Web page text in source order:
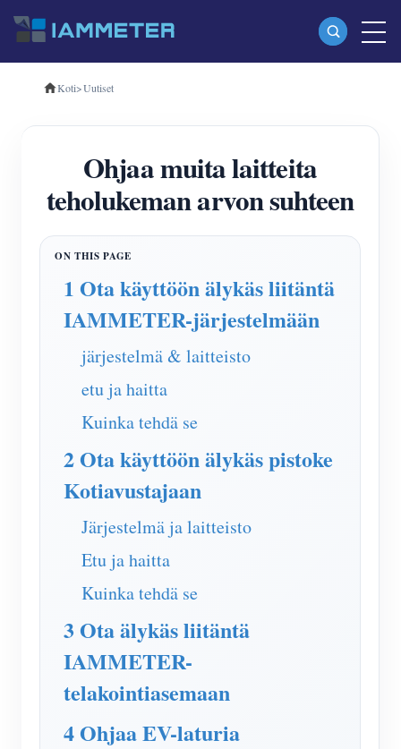
Tuotteet
Kolmivaiheinen Wi-Fi-energiamittari (WEM3080T)
Kolmivaiheinen Wi-Fi-energiamittari (WEM3046T)
Kolmivaiheinen Wi-Fi-energiamittari (WEM3050T)
IAMMETER Cloud Pro
Energian ennuste- ja simulointijärjestelmä
Sähkönkulutuksen seuranta
Kodin automatisointi
Tehdasenergian valvonta
Store
Resurssit
Tuotteen pika-aloitus
Asiakirja
Opetusvideo
FAQ
Yhteisö
Kehittäjä
Tutkia
Palkinto-ohjelma
Ottaa yhteyttä
Meistä
Koti>Uutiset
Ohjaa muita laitteita
teholukeman arvon suhteen
1 Ota käyttöön älykäs liitäntä
IAMMETER-järjestelmään
järjestelmä & laitteisto
etu ja haitta
Kuinka tehdä se
2 Ota käyttöön älykäs pistoke
Kotiavustajaan
Järjestelmä ja laitteisto
Etu ja haitta
Kuinka tehdä se
3 Ota älykäs liitäntä
IAMMETER-
telakointiasemaan
4 Ohjaa EV-laturia